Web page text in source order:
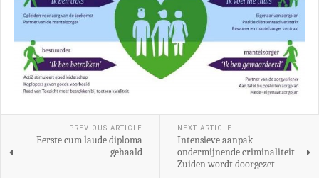
PREVIOUS ARTICLE
Eerste cum laude diploma
gehaald
NEXT ARTICLE
Intensieve aanpak
ondermijnende criminaliteit
Zuiden wordt doorgezet